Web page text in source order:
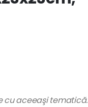
cu aceeaşi tematică.